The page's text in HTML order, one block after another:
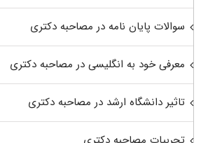
سوالات پایان نامه در مصاحبه دکتری
معرفی خود به انگلیسی در مصاحبه دکتری
تاثیر دانشگاه ارشد در مصاحبه دکتری